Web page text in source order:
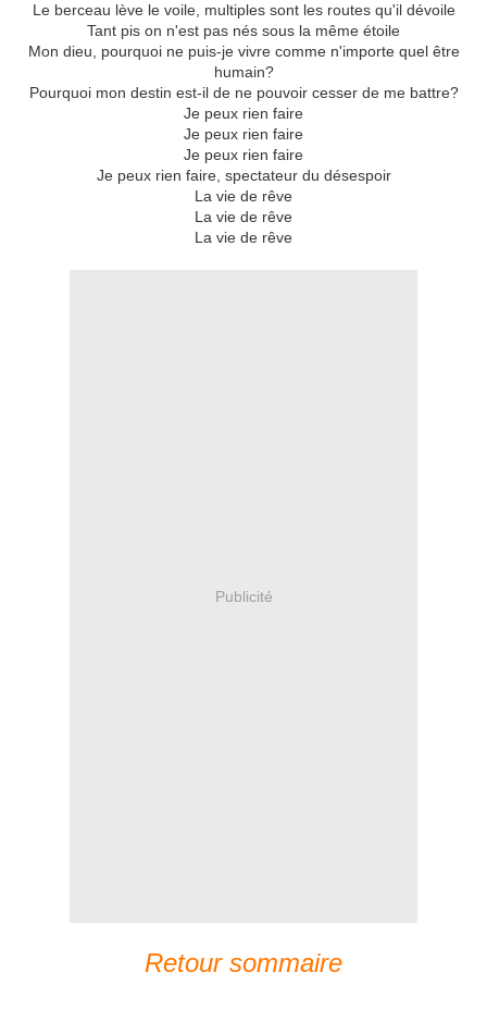
Le berceau lève le voile, multiples sont les routes qu'il dévoile
Tant pis on n'est pas nés sous la même étoile
Mon dieu, pourquoi ne puis-je vivre comme n'importe quel être
humain?
Pourquoi mon destin est-il de ne pouvoir cesser de me battre?
Je peux rien faire
Je peux rien faire
Je peux rien faire
Je peux rien faire, spectateur du désespoir
La vie de rêve
La vie de rêve
La vie de rêve
Publicité
Retour sommaire